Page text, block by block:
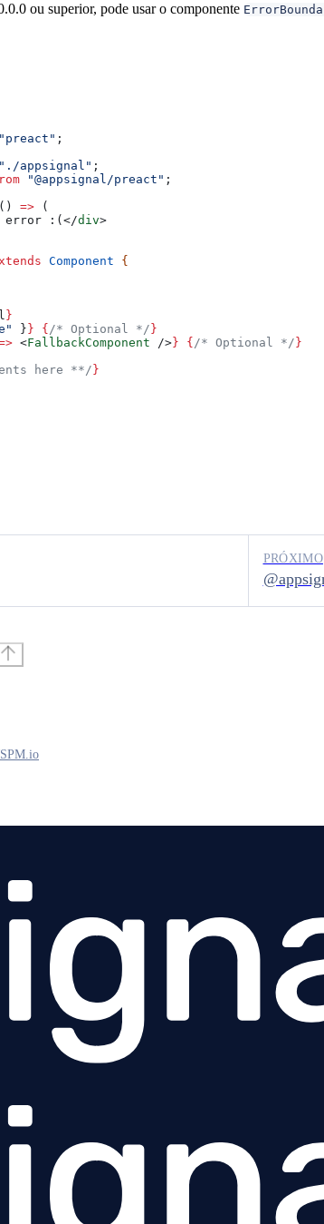
ou superior, pode usar o componente
;
appsignal" ;
"@appsignal/preact" ;
=> (
error :( </div>
Component {
}
} } { /* Optional */ }
<FallbackComponent /> } { /* Optional */ }
here **/ }
PRÓXIMO